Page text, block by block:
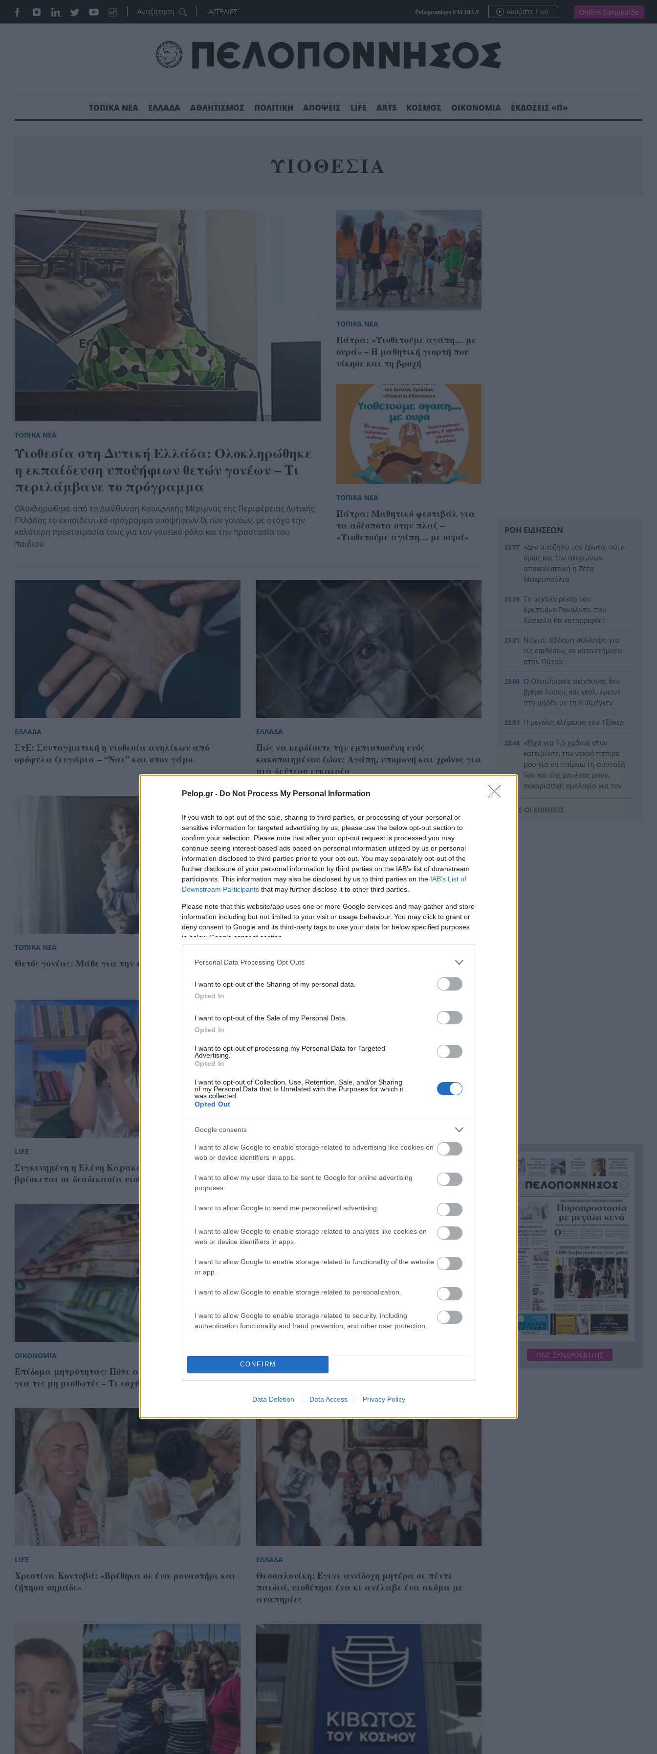
Pelop.gr - Do Not Process My Personal Information
If you wish to opt-out of the sale, sharing to third parties, or processing of your personal or
sensitive information for targeted advertising by us, please use the below opt-out section to
confirm your selection. Please note that after your opt-out request is processed you may
continue seeing interest-based ads based on personal information utilized by us or personal
information disclosed to third parties prior to your opt-out. You may separately opt-out of the
further disclosure of your personal information by third parties on the IAB’s list of downstream
participants. This information may also be disclosed by us to third parties on the IAB’s List of
Downstream Participants that may further disclose it to other third parties.
Please note that this website/app uses one or more Google services and may gather and store
information including but not limited to your visit or usage behaviour. You may click to grant or
deny consent to Google and its third-party tags to use your data for below specified purposes
in below Google consent section.
Personal Data Processing Opt Outs
I want to opt-out of the Sharing of my personal data.
Opted In
I want to opt-out of the Sale of my Personal Data.
Opted In
I want to opt-out of processing my Personal Data for Targeted
Advertising.
Opted In
I want to opt-out of Collection, Use, Retention, Sale, and/or Sharing
of my Personal Data that Is Unrelated with the Purposes for which it
was collected.
Opted Out
Google consents
I want to allow Google to enable storage related to advertising like cookies on
web or device identifiers in apps.
I want to allow my user data to be sent to Google for online advertising
purposes.
I want to allow Google to send me personalized advertising.
I want to allow Google to enable storage related to analytics like cookies on
web or device identifiers in apps.
I want to allow Google to enable storage related to functionality of the website
or app.
I want to allow Google to enable storage related to personalization.
I want to allow Google to enable storage related to security, including
authentication functionality and fraud prevention, and other user protection.
CONFIRM
Data Deletion Data Access Privacy Policy
ΑΓΓΕΛΙΕΣ Peloponnisos FM 103.9 Ακούστε Live Online Εφημερίδα
ΤΟΠΙΚΑ ΝΕΑ ΕΛΛΑΔΑ ΑΘΛΗΤΙΣΜΟΣ ΠΟΛΙΤΙΚΗ ΑΠΟΨΕΙΣ LIFE ARTS ΚΟΣΜΟΣ ΟΙΚΟΝΟΜΙΑ ΕΚΔΟΣΕΙΣ «Π»
ΥΙΟΘΕΣΙΑ
ΤΟΠΙΚΑ ΝΕΑ
Υιοθεσία στη Δυτική Ελλάδα: Ολοκληρώθηκε
η εκπαίδευση υποψήφιων θετών γονέων – Τι
περιλάμβανε το πρόγραμμα
Ολοκληρώθηκε από τη Διεύθυνση Κοινωνικής Μέριμνας της Περιφέρειας Δυτικής
Ελλάδας το εκπαιδευτικό πρόγραμμα υποψήφιων θετών γονέων, με στόχο την
καλύτερη προετοιμασία τους για τον γονεϊκό ρόλο και την προστασία του
παιδιού
ΤΟΠΙΚΑ ΝΕΑ
Πάτρα: «Υιοθετούμε αγάπη… με
ουρά» – Η μαθητική γιορτή που
νίκησε και τη βροχή
ΤΟΠΙΚΑ ΝΕΑ
Πάτρα: Μαθητικό φεστιβάλ για
τα αδέσποτα στην πλαζ –
«Υιοθετούμε αγάπη… με ουρά»
ΕΛΛΑΔΑ
ΣτΕ: Συνταγματική η υιοθεσία ανηλίκων από
ομόφυλα ζευγάρια – “Ναι” και στον γάμο
ΕΛΛΑΔΑ
Πώς να κερδίσετε την εμπιστοσύνη ενός
κακοποιημένου ζώου: Αγάπη, υπομονή και χρόνος για
μια δεύτερη ευκαιρία
ΤΟΠΙΚΑ ΝΕΑ
Θετός γονέας: Μάθε για την υιοθεσία!
ΠΟΛΙΤΙΚΗ
Σαμαράς για απόφαση ΣτΕ: «Πλήγμα στην
παραδοσιακή οικογένεια – Είχα προειδοποιήσει»
LIFE
Συγκινημένη η Ελένη Καρακάση: Αποκάλυψε πως
βρίσκεται σε διαδικασία υιοθεσίας ΒΙΝΤΕΟ
Χειροπέδες σε 38χρονο για τουλάχιστον 6 παράνομες
ΟΙΚΟΝΟΜΙΑ
Επίδομα μητρότητας: Πότε ανοίγει η πλατφόρμα
για τις μη μισθωτές – Τι ισχύει για την υιοθεσία
STYLE
Χάρης Ρώμας: «Για το θέμα της υιοθεσίας πιστεύω
ότι όλοι έχουν δικαίωμα»
LIFE
Χριστίνα Κοντοβά: «Βρέθηκα σε ένα μοναστήρι και
ζήτησα σημάδι»
ΕΛΛΑΔΑ
Θεσσαλονίκη: Έγινε ανάδοχη μητέρα σε πέντε
παιδιά, υιοθέτησε ένα κι ανέλαβε ένα ακόμα με
αναπηρίες
ΡΟΗ ΕΙΔΗΣΕΩΝ
23:57 «Δεν αποζητώ τον έρωτα, ούτε
όμως και τον ακυρώνω»,
αποκαλυπτική η Ζέτα
Μακρυπούλια
23:39 Το μεγάλο ρεκόρ του
Κριστιάνο Ρονάλντο, που
δύσκολα θα καταρριφθεί
23:21
Νύχτα: Έβδομη σύλληψη για
τις επιθέσεις σε καταστήματα
στην Πάτρα
23:00 Ο Ολυμπιακός ακίνδυνος δεν
βρήκε λύσεις και γκολ, έμεινε
στο μηδέν με τη Ναϊμέγκεν
22:51 Η μεγάλη κλήρωση του Τζόκερ
22:48 «Είχα για 2,5 χρόνια στον
καταψύκτη τον νεκρό πατέρα
μου για να παίρνω τη σύνταξή
του και της μητέρας μου»,
σοκαριστική ομολογία για τον
και Βοιωτία
Σημαντική ενίσχυση για τον
Αίαντα ΑΣΑΑ
Κοριτσάκι τριών χρονών
παγιδεύτηκε σε παιδική
κουζίνα στις ΗΠΑ και πέθανε
20:48 Με τα αδέλφια Ανδρέα και
Κωνσταντίνο Μπιτσάκο η
Εθνική ανδρών στους
Μεσογειακούς
Πέταξε στα σκουπίδια δελτίο
που κέρδιζε ένα εκατομμύριο
στο ΛΟΤΤΟ, αλλά έψαξε και το
βρήκε!
H Εθνική Νέων Γυναικών
ΟΛΕΣ ΟΙ ΕΙΔΗΣΕΙΣ
ΓΙΝΕ ΣΥΝΔΡΟΜΗΤΗΣ